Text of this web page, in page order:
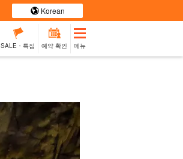
Korean
SALE・특집 예약 확인 메뉴